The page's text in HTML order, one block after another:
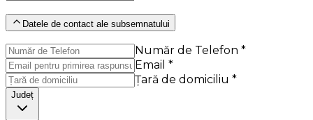
Datele de contact ale subsemnatului
Număr de Telefon *
Email *
Țară de domiciliu *
Județ